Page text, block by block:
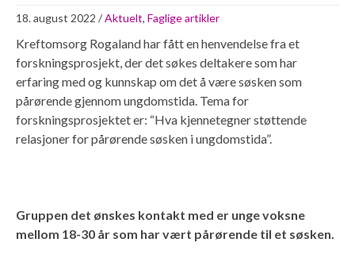
18. august 2022 /Aktuelt, Faglige artikler
Kreftomsorg Rogaland har fått en henvendelse fra et
forskningsprosjekt, der det søkes deltakere som har
erfaring med og kunnskap om det å være søsken som
pårørende gjennom ungdomstida. Tema for
forskningsprosjektet er: “Hva kjennetegner støttende
relasjoner for pårørende søsken i ungdomstida”.
Gruppen det ønskes kontakt med er unge voksne
mellom 18-30 år som har vært pårørende til et søsken.